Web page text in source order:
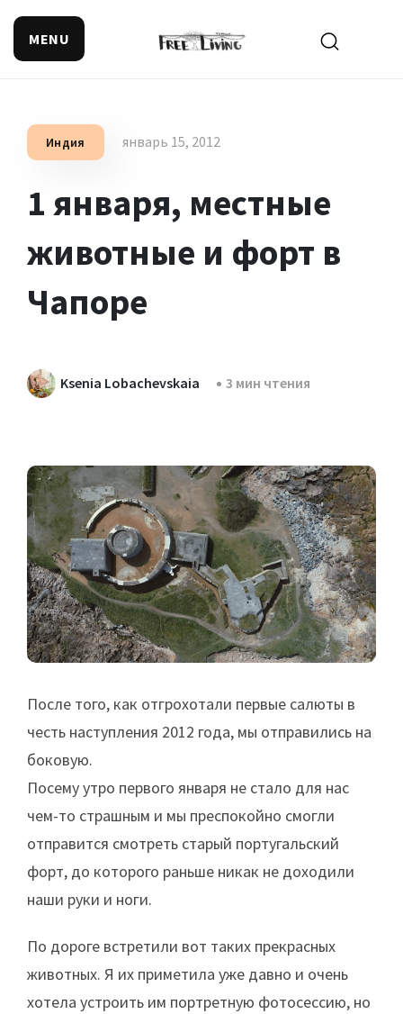
MENU
Индия январь 15, 2012
1 января, местные
животные и форт в
Чапоре
Ksenia Lobachevskaia 3 мин чтения
После того, как отгрохотали первые салюты в
честь наступления 2012 года, мы отправились на
боковую.
Посему утро первого января не стало для нас
чем-то страшным и мы преспокойно смогли
отправится смотреть старый португальский
форт, до которого раньше никак не доходили
наши руки и ноги.
По дороге встретили вот таких прекрасных
животных. Я их приметила уже давно и очень
хотела устроить им портретную фотосессию, но